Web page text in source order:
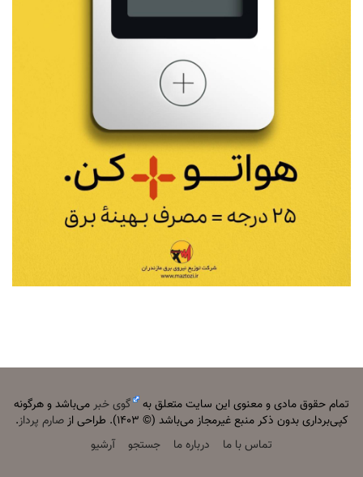
تمام حقوق مادی و معنوی این سایت متعلق به گوی خبرمی‌باشد و هرگونه
کپی‌برداری بدون ذکر منبع غیرمجاز می‌باشد (© ۱۴۰۳). طراحی از
صارم پرداز.
تماس با ما
درباره ما جستجو آرشیو